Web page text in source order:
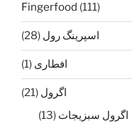
Fingerfood (111)
اسپرينگ رول (28)
افطاری (1)
اگرول (21)
اگرول سبزيجات (13)